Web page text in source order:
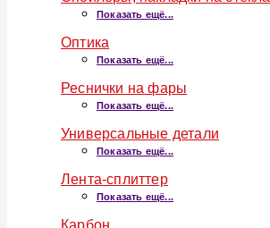
Показать ещё...
Оптика
Показать ещё...
Реснички на фары
Показать ещё...
Универсальные детали
Показать ещё...
Лента-сплиттер
Показать ещё...